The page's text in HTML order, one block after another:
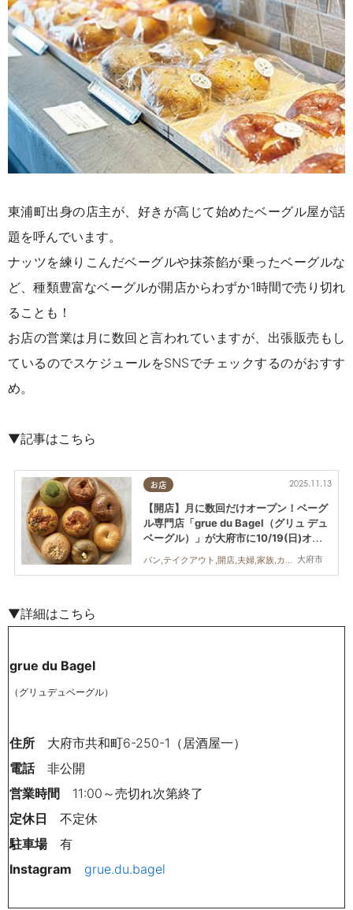
東浦町出身の店主が、好きが高じて始めたベーグル屋が話
題を呼んでいます。
ナッツを練りこんだベーグルや抹茶餡が乗ったベーグルな
ど、種類豊富なベーグルが開店からわずか1時間で売り切れ
ることも！
お店の営業は月に数回と言われていますが、出張販売もし
ているのでスケジュールをSNSでチェックするのがおすす
め。
▼記事はこちら
お店
大府市
2025.11.13
【開店】月に数回だけオープン！ベーグ
ル専門店「grue du Bagel（グリュ デュ
ベーグル）」が大府市に10/19(日)オー
▼詳細はこちら
grue du Bagel
（グリュデュベーグル）
住所 大府市共和町6-250-1（居酒屋一）
電話非公開
営業時間 11:00～売切れ次第終了
定休日 不定休
駐車場有
Instagram
grue.du.bagel